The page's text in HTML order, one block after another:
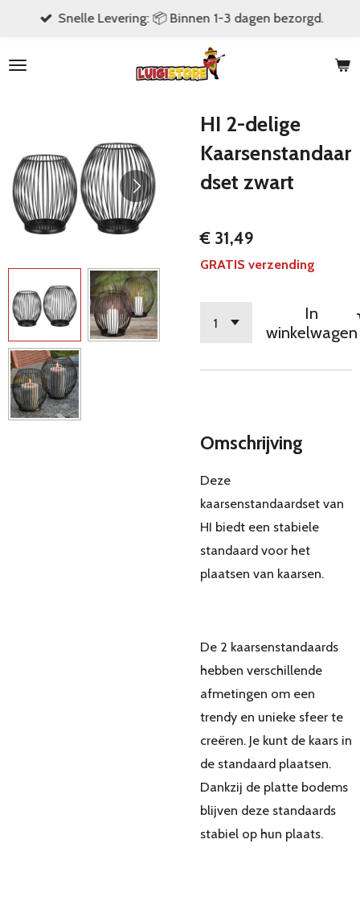
naar
Snelle Levering: 📦 Binnen 1-3 dagen bezorgd.
HI 2-delige
Kaarsenstandaar
dset zwart
€ 31,49
GRATIS verzending
In
winkelwagen
Omschrijving
Deze
kaarsenstandaardset van
HI biedt een stabiele
standaard voor het
plaatsen van kaarsen.
De 2 kaarsenstandaards
hebben verschillende
afmetingen om een
trendy en unieke sfeer te
creëren. Je kunt de kaars in
de standaard plaatsen.
Dankzij de platte bodems
blijven deze standaards
stabiel op hun plaats.